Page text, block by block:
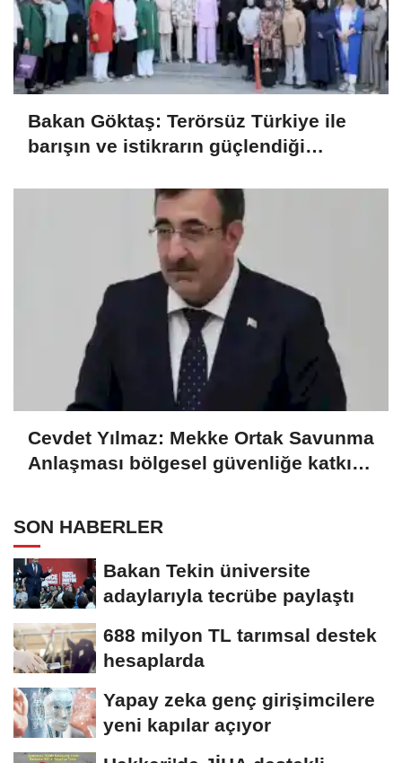
Bakan Göktaş: Terörsüz Türkiye ile
barışın ve istikrarın güçlendiği
Cevdet Yılmaz: Mekke Ortak Savunma
Anlaşması bölgesel güvenliğe katkı
SON HABERLER
Bakan Tekin üniversite
adaylarıyla tecrübe paylaştı
688 milyon TL tarımsal destek
hesaplarda
Yapay zeka genç girişimcilere
yeni kapılar açıyor